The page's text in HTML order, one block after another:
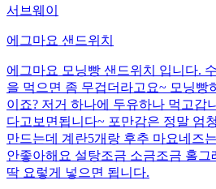
서브웨이
에그마요 샌드위치
에그마요 모닝빵 샌드위치 입니다.
을 먹으면 좀 무겁더라고요~ 모닝빵
이죠? 저거 하나에 두유하나 먹고갑
다고보면됩니다~ 포만감은 정말 엄
만드는데 계란5개랑 후추 마요네즈
안좋아해요 설탕조금 소금조금 홀
딱 요렇게 넣으면 됩니다.